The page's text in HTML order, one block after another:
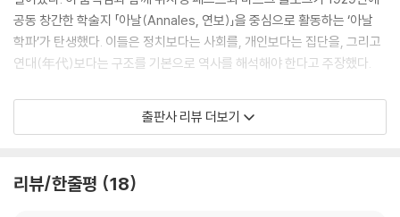
공동 창간한 학술지 「아날(Annales, 연보)」을 중심으로 활동하는 ‘아날
학파’가 탄생했다. 이들은 정치보다는 사회를, 개인보다는 집단을, 그리고
연대(年代)보다는 구조를 기본으로 역사를 해석해야 한다고 주장했다.
페르낭 브로델은 아날 학파의 제2세대 학자이자 대표적인 학자로, 아날 학
파의 ‘새로운 역사’라는 시각을 심화하여 역사학의 영역을 경제사, 사회사
들의 일상생활, 즉 인구의 변화나 의식주, 사치품 등을 면밀히 연구했다. 수
출판사 리뷰 더보기
리뷰/한줄평 18